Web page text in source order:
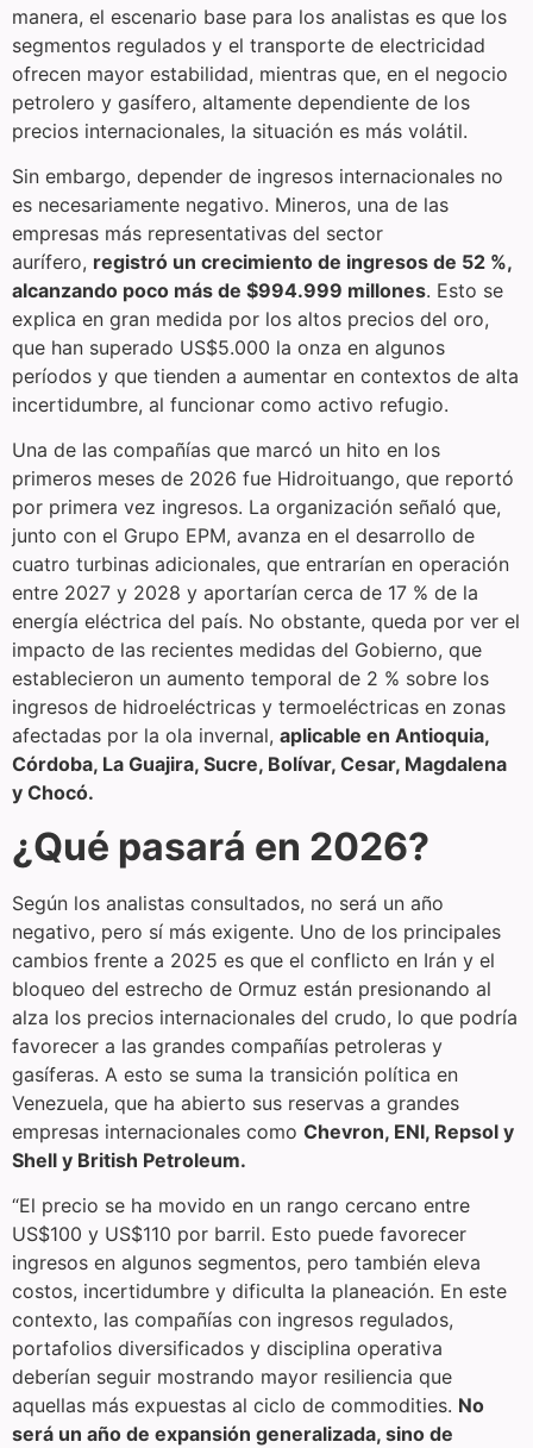
manera, el escenario base para los analistas es que los
segmentos regulados y el transporte de electricidad
ofrecen mayor estabilidad, mientras que, en el negocio
petrolero y gasífero, altamente dependiente de los
precios internacionales, la situación es más volátil.
Sin embargo, depender de ingresos internacionales no
es necesariamente negativo. Mineros, una de las
empresas más representativas del sector
aurífero, registró un crecimiento de ingresos de 52 %,
alcanzando poco más de $994.999 millones. Esto se
explica en gran medida por los altos precios del oro,
que han superado US$5.000 la onza en algunos
períodos y que tienden a aumentar en contextos de alta
incertidumbre, al funcionar como activo refugio.
Una de las compañías que marcó un hito en los
primeros meses de 2026 fue Hidroituango, que reportó
por primera vez ingresos. La organización señaló que,
junto con el Grupo EPM, avanza en el desarrollo de
cuatro turbinas adicionales, que entrarían en operación
entre 2027 y 2028 y aportarían cerca de 17 % de la
energía eléctrica del país. No obstante, queda por ver el
impacto de las recientes medidas del Gobierno, que
establecieron un aumento temporal de 2 % sobre los
ingresos de hidroeléctricas y termoeléctricas en zonas
afectadas por la ola invernal, aplicable en Antioquia,
Córdoba, La Guajira, Sucre, Bolívar, Cesar, Magdalena
y Chocó.
¿Qué pasará en 2026?
Según los analistas consultados, no será un año
negativo, pero sí más exigente. Uno de los principales
cambios frente a 2025 es que el conflicto en Irán y el
bloqueo del estrecho de Ormuz están presionando al
alza los precios internacionales del crudo, lo que podría
favorecer a las grandes compañías petroleras y
gasíferas. A esto se suma la transición política en
Venezuela, que ha abierto sus reservas a grandes
empresas internacionales como Chevron, ENI, Repsol y
Shell y British Petroleum.
“El precio se ha movido en un rango cercano entre
US$100 y US$110 por barril. Esto puede favorecer
ingresos en algunos segmentos, pero también eleva
costos, incertidumbre y dificulta la planeación. En este
contexto, las compañías con ingresos regulados,
portafolios diversificados y disciplina operativa
deberían seguir mostrando mayor resiliencia que
aquellas más expuestas al ciclo de commodities. No
será un año de expansión generalizada, sino de